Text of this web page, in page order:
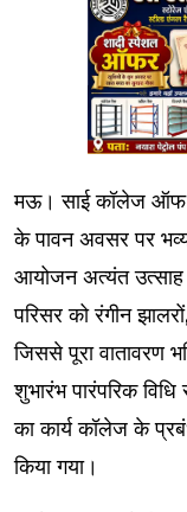
मऊ। साई कॉलेज ऑफ
के पावन अवसर पर भव्य
आयोजन अत्यंत
परिसर को रंगीन
जिससे पूरा वातावरण
शुभारंभ पारंपरिक
का कार्य कॉलेज के
किया गया।